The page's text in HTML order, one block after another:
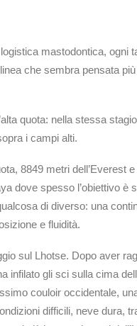
mastodontica, ogni
che sembra pensata
quota: nella stessa
i campi alti.
8849 metri dell’Everest
dove spesso l’obiettivo è
di diverso: una
e fluidità.
sul Lhotse. Dopo aver
infilato gli sci sulla cima
couloir occidentale,
difficili, neve dura,